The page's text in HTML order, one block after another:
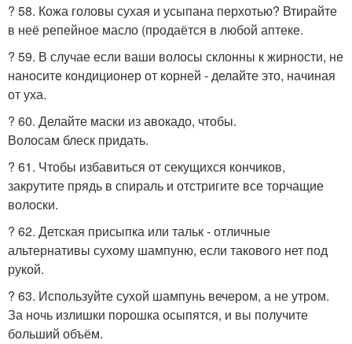
? 58. Кожа головы сухая и усыпана перхотью? Втирайте
в неё репейное масло (продаётся в любой аптеке.
? 59. В случае если ваши волосы склонны к жирности, не
наносите кондиционер от корней - делайте это, начиная
от уха.
? 60. Делайте маски из авокадо, чтобы.
Волосам блеск придать.
? 61. Чтобы избавиться от секущихся кончиков,
закрутите прядь в спираль и отстригите все торчащие
волоски.
? 62. Детская присыпка или тальк - отличные
альтернативы сухому шампуню, если такового нет под
рукой.
? 63. Используйте сухой шампунь вечером, а не утром.
За ночь излишки порошка осыпятся, и вы получите
больший объём.